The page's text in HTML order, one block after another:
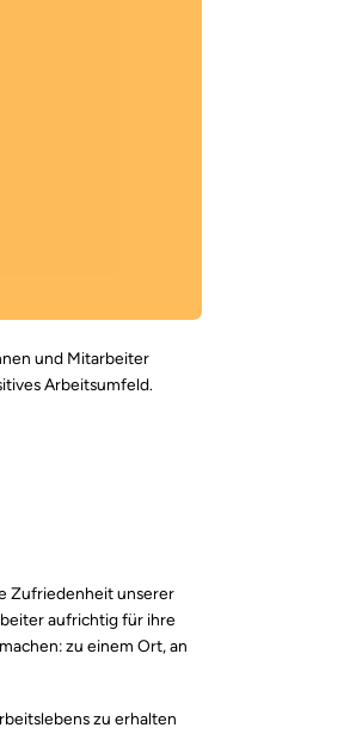
und Mitarbeiter
Arbeitsumfeld.
Zufriedenheit unserer
aufrichtig für ihre
zu einem Ort, an
zu erhalten